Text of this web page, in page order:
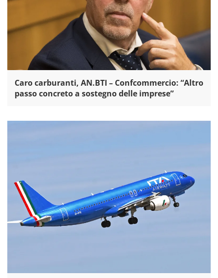
Caro carburanti, AN.BTI – Confcommercio: “Altro
passo concreto a sostegno delle imprese”